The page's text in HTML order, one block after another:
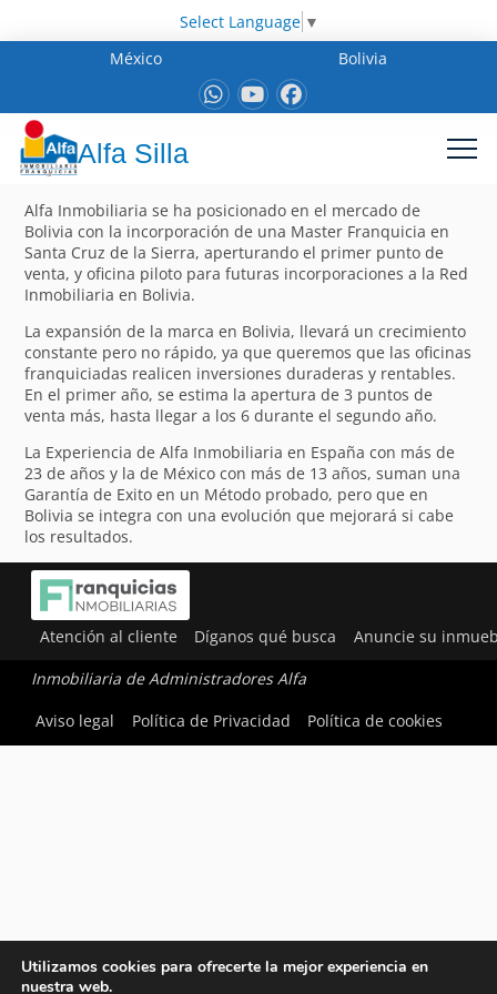
Select Language ▼
México
Bolivia
Alfa Silla
Alfa Inmobiliaria se ha posicionado en el mercado de
Bolivia con la incorporación de una Master Franquicia en
Santa Cruz de la Sierra, aperturando el primer punto de
venta, y oficina piloto para futuras incorporaciones a la Red
Inmobiliaria en Bolivia.
La expansión de la marca en Bolivia, llevará un crecimiento
constante pero no rápido, ya que queremos que las oficinas
franquiciadas realicen inversiones duraderas y rentables.
En el primer año, se estima la apertura de 3 puntos de
venta más, hasta llegar a los 6 durante el segundo año.
La Experiencia de Alfa Inmobiliaria en España con más de
23 de años y la de México con más de 13 años, suman una
Garantía de Exito en un Método probado, pero que en
Bolivia se integra con una evolución que mejorará si cabe
los resultados.
Atención al cliente Díganos qué busca Anuncie su
Inmobiliaria de Administradores Alfa
Aviso legal
Política de Privacidad Política de cookies
Utilizamos cookies para ofrecerte la mejor experiencia en
nuestra web.